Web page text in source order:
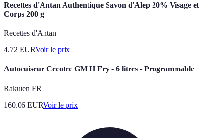
Recettes d'Antan Authentique Savon d'Alep 20% Visage et
Corps 200 g
Recettes d'Antan
4.72 EURVoir le prix
Autocuiseur Cecotec GM H Fry - 6 litres - Programmable
Rakuten FR
160.06 EURVoir le prix